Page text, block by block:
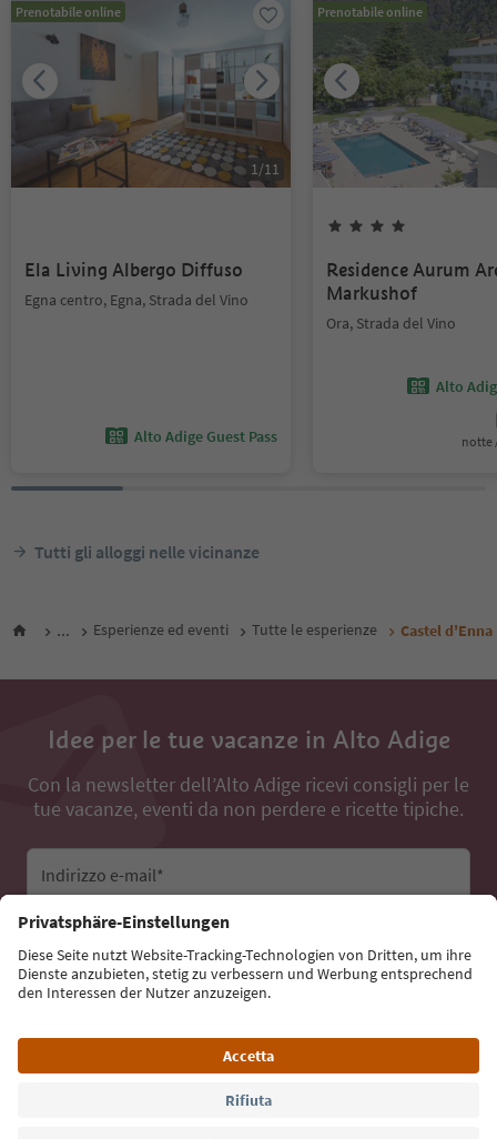
Prenotabile online
1/11
Ela Living Albergo Diffuso
Egna centro, Egna, Strada del Vino
Alto Adige Guest Pass
Prenotabile online
Residence Aurum
Markushof
Ora, Strada del Vino
Alto
notte
Tutti gli alloggi nelle vicinanze
... Esperienze ed eventi Tutte le esperienze Castel d'Enna
Idee per le tue vacanze in Alto Adige
Con la newsletter dell’Alto Adige ricevi consigli per le
tue vacanze, eventi da non perdere e ricette tipiche.
Indirizzo e-mail*
Iscriviti alla newsletter